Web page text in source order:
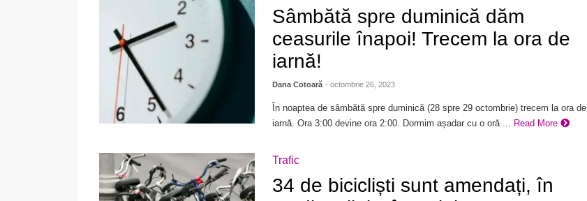
Sâmbătă spre duminică dăm
ceasurile înapoi! Trecem la ora de
iarnă!
Dana Cotoară - octombrie 26, 2023
În noaptea de sâmbătă spre duminică (28 spre 29 octombrie) trecem la ora de
iarnă. Ora 3:00 devine ora 2:00. Dormim așadar cu o oră ...
Read More
Trafic
34 de bicicliști sunt amendați, în